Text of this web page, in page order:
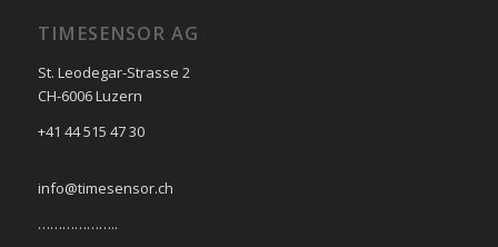
TIMESENSOR AG
St. Leodegar-Strasse 2
CH-6006 Luzern
+41 44 515 47 30
info@timesensor.ch
………………..